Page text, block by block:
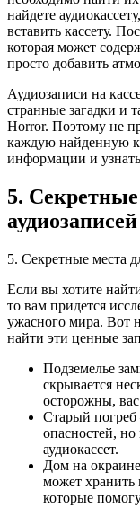
найдете
вставить кассету.
которая может
просто добавить
Аудиозаписи на
странные загадки и
Horror. Поэтому не
каждую найденную
информации и
5.
аудиозаписей
5. Секретные места
Если вы хотите
то вам придется
ужасного мира. Вот
найти эти ценные
Подземелье
скрывается
осторожны,
Старый
опасностей, но
аудиокассет.
Дом на
может хранить
которые